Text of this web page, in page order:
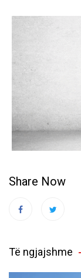
Share Now
Të ngjajshme